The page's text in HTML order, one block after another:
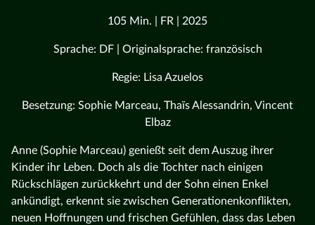
105 Min. | FR | 2025
Sprache: DF | Originalsprache: französisch
Regie: Lisa Azuelos
Besetzung: Sophie Marceau, Thaïs Alessandrin, Vincent
Elbaz
Anne (Sophie Marceau) genießt seit dem Auszug ihrer
Kinder ihr Leben. Doch als die Tochter nach einigen
Rückschlägen zurückkehrt und der Sohn einen Enkel
ankündigt, erkennt sie zwischen Generationenkonflikten,
neuen Hoffnungen und frischen Gefühlen, dass das Leben